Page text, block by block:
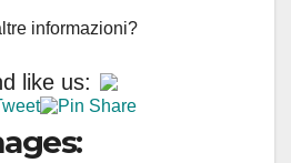
informazioni?
like us: